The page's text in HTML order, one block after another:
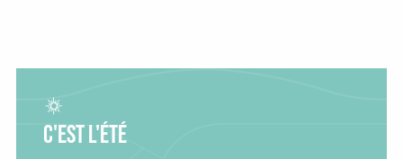
C'est l'été